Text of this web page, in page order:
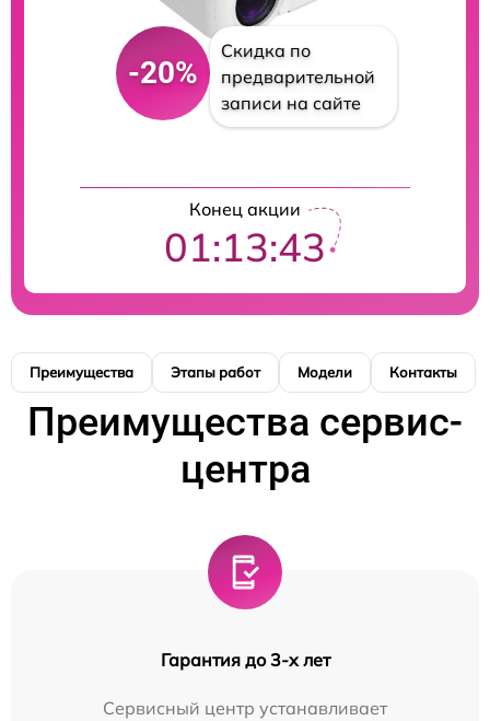
-20%
Скидка по
предварительной
записи на сайте
Конец акции
01:13:42
Преимущества Этапы работ Модели Контакты
Преимущества сервис-
центра
Гарантия до 3-х лет
Сервисный центр устанавливает